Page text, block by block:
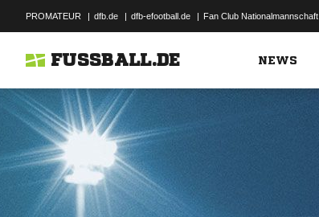
PROMATEUR | dfb.de | dfb-efootball.de | Fan Club Nationalmannschaft
FUSSBALL.DE NEWS